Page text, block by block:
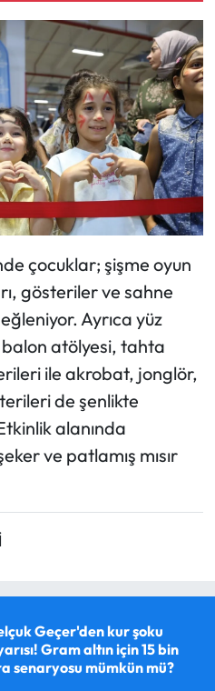
çocuklar; şişme oyun
gösteriler ve sahne
Ayrıca yüz
atölyesi, tahta
ile akrobat, jonglör,
de şenlikte
alanında
ve patlamış mısır
Geçer'den kur şoku
Gram altın için 15 bin
senaryosu mümkün mü?